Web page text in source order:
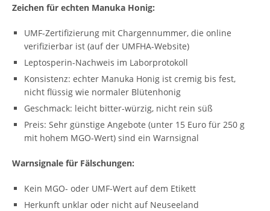
Zeichen für echten Manuka Honig:
UMF-Zertifizierung mit Chargennummer, die online
verifizierbar ist (auf der UMFHA-Website)
Leptosperin-Nachweis im Laborprotokoll
Konsistenz: echter Manuka Honig ist cremig bis fest,
nicht flüssig wie normaler Blütenhonig
Geschmack: leicht bitter-würzig, nicht rein süß
Preis: Sehr günstige Angebote (unter 15 Euro für 250 g
mit hohem MGO-Wert) sind ein Warnsignal
Warnsignale für Fälschungen:
Kein MGO- oder UMF-Wert auf dem Etikett
Herkunft unklar oder nicht auf Neuseeland